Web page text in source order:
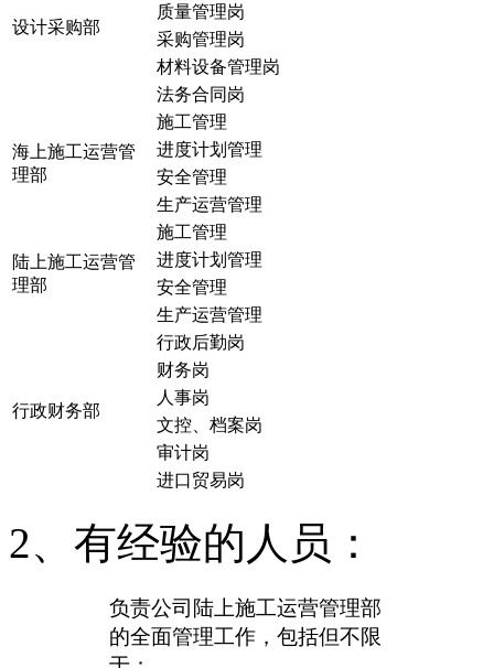
设计采购部
质量管理岗
采购管理岗
材料设备管理岗
法务合同岗
海上施工运营管
理部
施工管理
进度计划管理
安全管理
生产运营管理
陆上施工运营管
理部
施工管理
进度计划管理
安全管理
生产运营管理
行政财务部
行政后勤岗
财务岗
人事岗
文控、档案岗
审计岗
进口贸易岗
2、有经验的人员：
负责公司陆上施工运营管理部
的全面管理工作，包括但不限